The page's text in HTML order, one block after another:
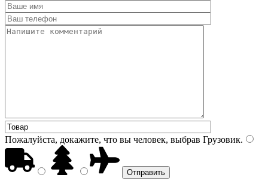
Пожалуйста, докажите, что вы человек, выбрав Грузовик.